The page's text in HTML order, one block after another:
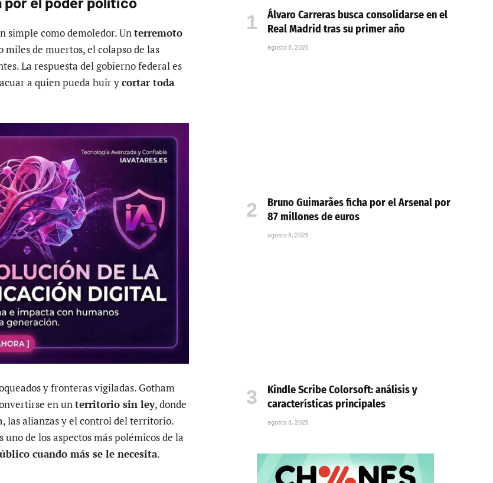
simple como demoledor. Unterremoto
de muertos, el colapso de las
La respuesta del gobierno federal es
a quien pueda huir ycortar toda
y fronteras vigiladas. Gotham
en unterritorio sin ley, donde
las alianzas y el control del territorio.
de los aspectos más polémicos de la
cuando más se le necesita.
Álvaro Carreras busca consolidarse en el
Real Madrid tras su primer año
agosto 8, 2026
Bruno Guimarães ficha por el Arsenal por
87 millones de euros
agosto 8, 2026
Kindle Scribe Colorsoft: análisis y
características principales
agosto 8, 2026